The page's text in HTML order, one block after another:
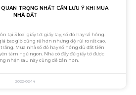
TRỌNG NHẤT CẦN LƯU Ý KHI MUA
NHÀ ĐẤT
tại 3 loại giấy tờ: giấy tay, sổ đỏ hay sổ hồng.
bao giờ cũng rẻ hơn nhưng độ rủi ro rất cao,
Mua nhà sổ đỏ hay sổ hồng dù đắt tiền
tâm ngủ ngon. Nhà có đầy đủ giấy tờ được
nhận sau này cũng dễ bán hơn.
2022-02-14